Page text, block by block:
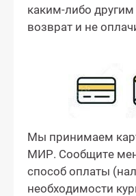
каким-либо
возврат и не
Мы принимаем
МИР. Сообщите
способ оплаты
необходимости